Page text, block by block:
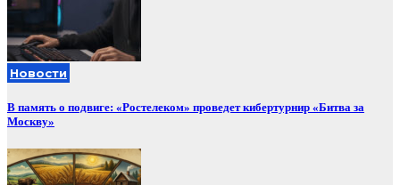
Новости
В память о подвиге: «Ростелеком» проведет кибертурнир «Битва за
Москву»